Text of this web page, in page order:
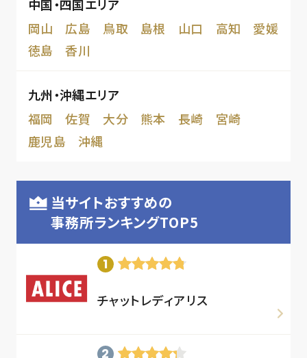
中国・四国エリア
岡山
広島 鳥取 島根 山口 高知
愛媛
徳島
香川
九州・沖縄エリア
福岡
佐賀 大分 熊本 長崎
宮崎
鹿児島
沖縄
当サイトおすすめの
事務所ランキングTOP5
チャットレディアリス